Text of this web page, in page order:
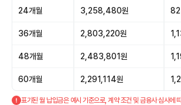
24개월 3,258,480원
36개월 2,803,220원
48개월 2,483,801원
60개월 2,291,114원
표기된 월 납입금은 예시 기준으로, 계약 조건 및 금융사 심사에